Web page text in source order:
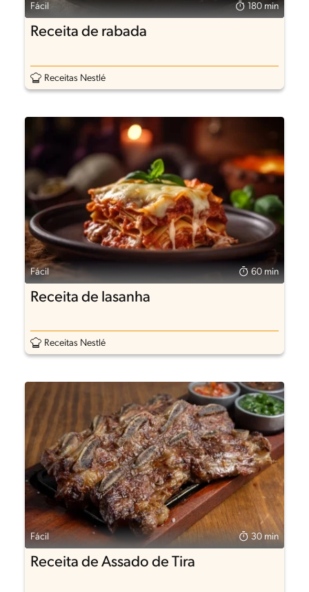
Fácil 180 min
Receita de rabada
Receitas Nestlé
Fácil 60 min
Receita de lasanha
Receitas Nestlé
Fácil 30 min
Receita de Assado de Tira